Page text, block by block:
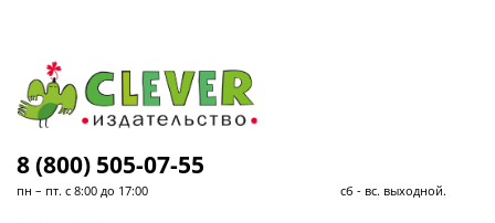
8 (800) 505-07-55
пн – пт. с 8:00 до 17:00 сб - вс. выходной.